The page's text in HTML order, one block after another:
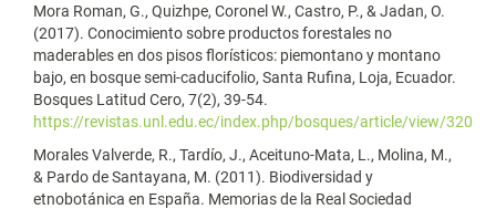
Mora Roman, G., Quizhpe, Coronel W., Castro, P., & Jadan, O.
(2017). Conocimiento sobre productos forestales no
maderables en dos pisos florísticos: piemontano y montano
bajo, en bosque semi-caducifolio, Santa Rufina, Loja, Ecuador.
Bosques Latitud Cero, 7(2), 39-54.
https://revistas.unl.edu.ec/index.php/bosques/article/view/320
Morales Valverde, R., Tardío, J., Aceituno-Mata, L., Molina, M.,
& Pardo de Santayana, M. (2011). Biodiversidad y
etnobotánica en España. Memorias de la Real Sociedad